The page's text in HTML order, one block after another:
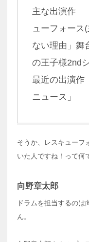
主な出演作
ューフォース
ない理由」舞
の王子様2nd
最近の出演
ニュース」
そうか、レスキューフ
いた人ですね！って何
向野章太郎
ドラムを担当するのは
ん。